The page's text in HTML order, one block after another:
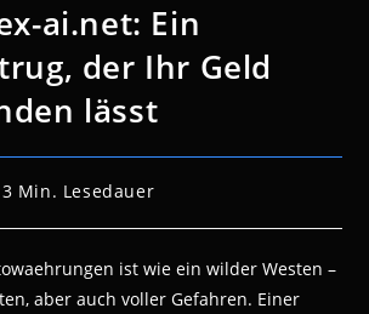
ai.net: Ein
der Ihr Geld
lässt
Lesedauer:
3 Min. Lesedauer
ist wie ein wilder Westen –
aber auch voller Gefahren. Einer